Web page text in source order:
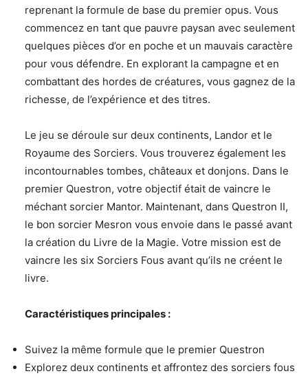
reprenant la formule de base du premier opus. Vous
commencez en tant que pauvre paysan avec seulement
quelques pièces d’or en poche et un mauvais caractère
pour vous défendre. En explorant la campagne et en
combattant des hordes de créatures, vous gagnez de la
richesse, de l’expérience et des titres.
Le jeu se déroule sur deux continents, Landor et le
Royaume des Sorciers. Vous trouverez également les
incontournables tombes, châteaux et donjons. Dans le
premier Questron, votre objectif était de vaincre le
méchant sorcier Mantor. Maintenant, dans Questron II,
le bon sorcier Mesron vous envoie dans le passé avant
la création du Livre de la Magie. Votre mission est de
vaincre les six Sorciers Fous avant qu’ils ne créent le
livre.
Caractéristiques principales :
Suivez la même formule que le premier Questron
Explorez deux continents et affrontez des sorciers fous